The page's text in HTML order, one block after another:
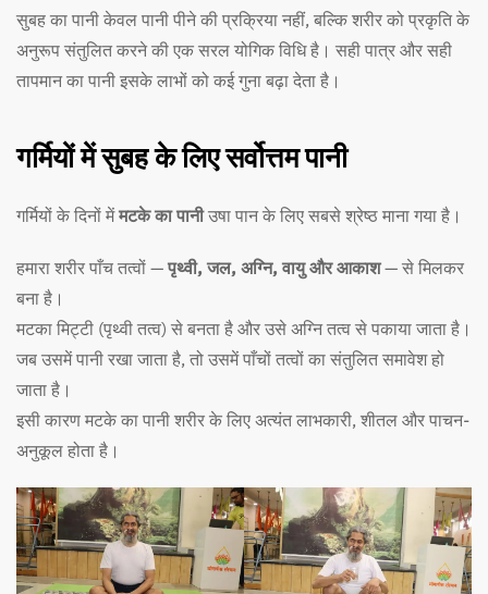
सुबह का पानी केवल पानी पीने की प्रक्रिया नहीं, बल्कि शरीर को प्रकृति के
अनुरूप संतुलित करने की एक सरल योगिक विधि है। सही पात्र और सही
तापमान का पानी इसके लाभों को कई गुना बढ़ा देता है।
गर्मियों में सुबह के लिए सर्वोत्तम पानी
गर्मियों के दिनों मेंमटके का पानीउषा पान के लिए सबसे श्रेष्ठ माना गया है।
हमारा शरीर पाँच तत्वों — पृथ्वी, जल, अग्नि, वायु और आकाश— से मिलकर
बना है।
मटका मिट्टी (पृथ्वी तत्व) से बनता है और उसे अग्नि तत्व से पकाया जाता है।
जब उसमें पानी रखा जाता है, तो उसमें पाँचों तत्वों का संतुलित समावेश हो
जाता है।
इसी कारण मटके का पानी शरीर के लिए अत्यंत लाभकारी, शीतल और पाचन-
अनुकूल होता है।